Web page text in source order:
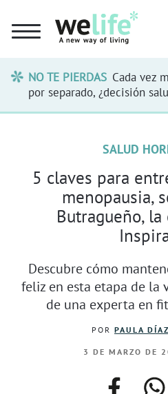
NO TE PIERDAS Cada vez
por separado, ¿decisión
SALUD
5 claves para
menopausia,
Butragueño,
Descubre cómo
feliz en esta etapa de la
de una experta en
POR PAULA
3 DE MARZO DE
facebook